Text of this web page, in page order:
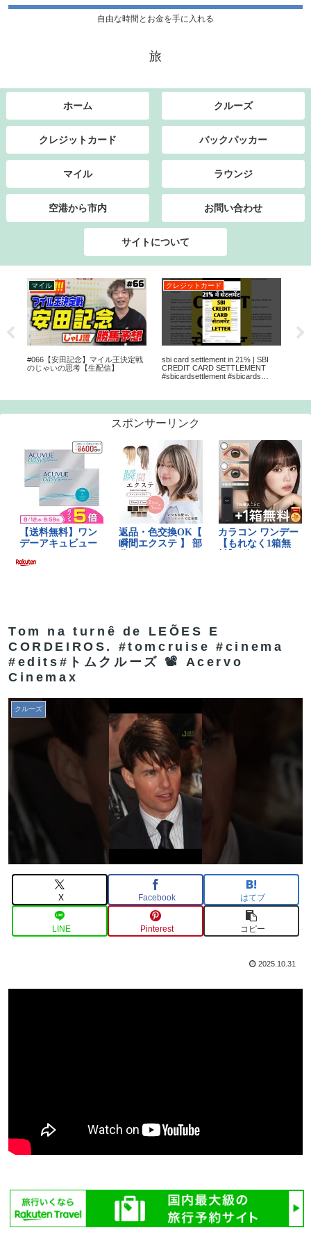
自由な時間とお金を手に入れる
旅
ホーム クルーズ
クレジットカード バックパッカー
マイル ラウンジ
空港から市内 お問い合わせ
サイトについて
マイル
#066【安田記念】マイル王決定戦
のじゃいの思考【生配信】
クレジットカード
sbi card settlement in 21% | SBI
CREDIT CARD SETTLEMENT
#sbicardsettlement #sbicards
スポンサーリンク
Tom na turnê de LEÕES E
CORDEIROS. #tomcruise #cinema
#edits#トムクルーズ 📽 Acervo
Cinemax
クルーズ
X Facebook はてブ
LINE Pinterest コピー
2025.10.31